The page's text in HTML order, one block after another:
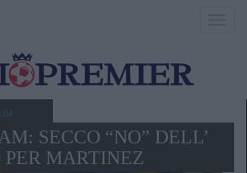
SECCO “NO” DELL’
MARTINEZ